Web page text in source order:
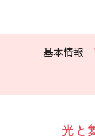
基本情報
光と